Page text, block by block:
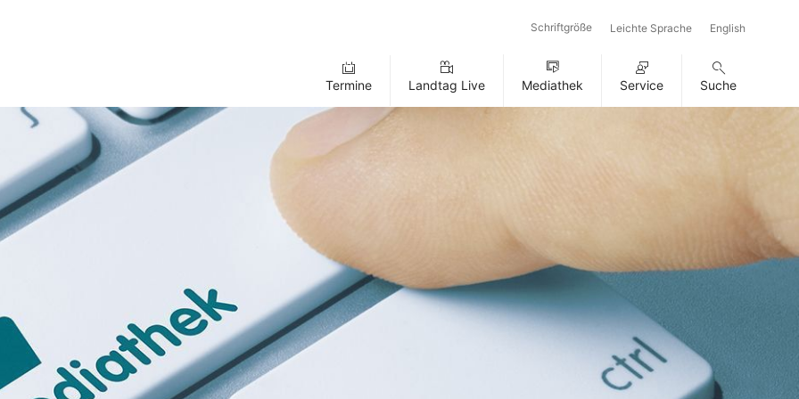
Schriftgröße Leichte Sprache English
Termine Landtag Live Mediathek Service Suche